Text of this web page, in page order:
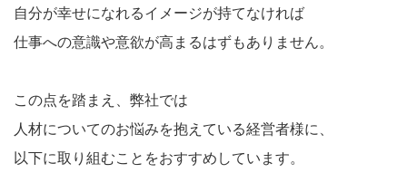
自分が幸せになれるイメージが持てなければ
仕事への意識や意欲が高まるはずもありません。
この点を踏まえ、弊社では
人材についてのお悩みを抱えている経営者様に、
以下に取り組むことをおすすめしています。